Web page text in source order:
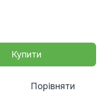
Купити
Порівняти